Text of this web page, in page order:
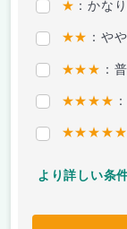
★ ：かな
★★ ：や
★★★ ：
★★★★
★★★★★
より詳しい条